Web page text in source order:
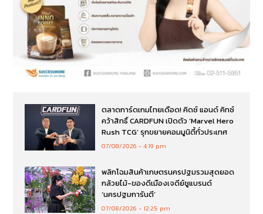
ตลาดการ์ดเกมไทยเดือด! คิดซ์ แอนด์ คิทซ์
คว้าสิทธิ์ CARDFUN เปิดตัว ‘Marvel Hero
Rush TCG’ รุกขยายคอมมูนิตี้ทั่วประเทศ
07/08/2026 4:19 pm
พลิกโฉมสินค้าเกษตรนครปฐมรวมสุดยอด
กล้วยไม้-ของดีเมืองเจดีย์ชูแบรนด์
‘นครปฐมการันตี’
07/08/2026 12:25 pm